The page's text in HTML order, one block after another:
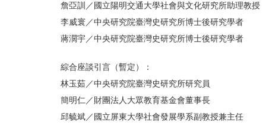
詹亞訓／國立陽明交通大學社會與文化研究所助理教授
李威寰／中央研究院臺灣史研究所博士後研究學者
蔣濶宇／中央研究院臺灣史研究所博士後研究學者
綜合座談引言（暫定）：
林玉茹／中央研究院臺灣史研究所研究員
簡明仁／財團法人大眾教育基金會董事長
邱毓斌／國立屏東大學社會發展學系副教授兼主任